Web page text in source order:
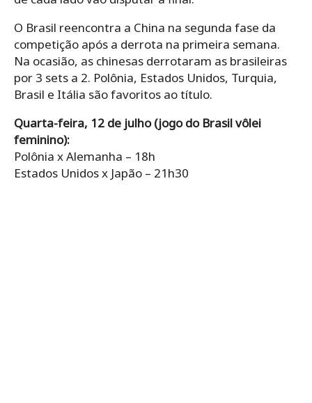
O Brasil reencontra a China na segunda fase da
competição após a derrota na primeira semana.
Na ocasião, as chinesas derrotaram as brasileiras
por 3 sets a 2. Polônia, Estados Unidos, Turquia,
Brasil e Itália são favoritos ao título.
Quarta-feira, 12 de julho (jogo do Brasil vôlei
feminino):
Polônia x Alemanha – 18h
Estados Unidos x Japão – 21h30